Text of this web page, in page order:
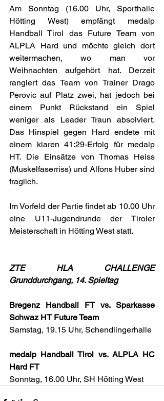
Am Sonntag (16.00 Uhr, Sporthalle
Hötting West) empfängt medalp
Handball Tirol das Future Team von
ALPLA Hard und möchte gleich dort
weitermachen, wo man vor
Weihnachten aufgehört hat. Derzeit
rangiert das Team von Trainer Drago
Perovic auf Platz zwei, hat jedoch bei
einem Punkt Rückstand ein Spiel
weniger als Leader Traun absolviert.
Das Hinspiel gegen Hard endete mit
einem klaren 41:29-Erfolg für medalp
HT. Die Einsätze von Thomas Heiss
(Muskelfaserriss) und Alfons Huber sind
fraglich.
Im Vorfeld der Partie findet ab 10.00 Uhr
eine U11-Jugendrunde der Tiroler
Meisterschaft in Hötting West statt.
ZTE HLA CHALLENGE
Grunddurchgang, 14. Spieltag
Bregenz Handball FT vs. Sparkasse
Schwaz HT Future Team
Samstag, 19.15 Uhr, Schendlingerhalle
medalp Handball Tirol vs. ALPLA HC
Hard FT
Sonntag, 16.00 Uhr, SH Hötting West